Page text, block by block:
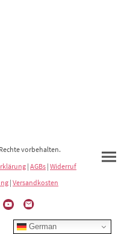
vorbehalten.
| AGBs | Widerruf
| Versandkosten
German